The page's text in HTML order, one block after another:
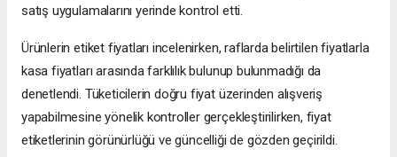
satış uygulamalarını yerinde kontrol etti.
Ürünlerin etiket fiyatları incelenirken, raflarda belirtilen fiyatlarla
kasa fiyatları arasında farklılık bulunup bulunmadığı da
denetlendi. Tüketicilerin doğru fiyat üzerinden alışveriş
yapabilmesine yönelik kontroller gerçekleştirilirken, fiyat
etiketlerinin görünürlüğü ve güncelliği de gözden geçirildi.